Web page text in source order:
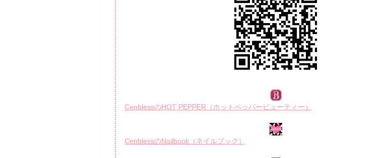
CenblessのHOT PEPPER（ホットペッパービューティー）
CenblessのNailbook（ネイルブック）